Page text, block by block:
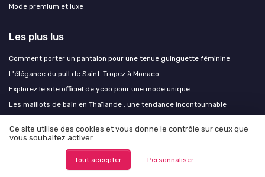
Mode premium et luxe
Les plus lus
Comment porter un pantalon pour une tenue guinguette féminine
L'élégance du pull de Saint-Tropez à Monaco
Explorez le site officiel de ycoo pour une mode unique
Les maillots de bain en Thaïlande : une tendance incontournable
Les derniers articles
Imprimé animalier : trois règles pour le porter avec assurance sans en
Ce site utilise des cookies et vous donne le contrôle sur ceux que
vous souhaitez activer
Tout accepter Personnaliser